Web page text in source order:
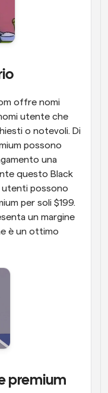
offre nomi
utente che
o notevoli. Di
possono
una
questo Black
utenti possono
per soli $199.
un margine
è un ottimo
premium